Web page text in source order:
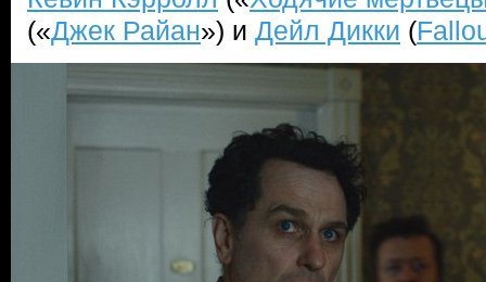
(«Джек Райан») и Дейл Дикки (